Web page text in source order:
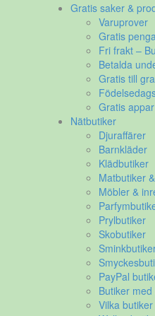
Gratis saker &
Varuprover
Gratis
Fri frakt –
Betalda
Gratis till
Gratis appar
Nätbutiker
Djuraffärer
Barnkläder
Klädbutiker
Matbutiker
Möbler &
Prylbutiker
Skobutiker
PayPal
Butiker
Vilka